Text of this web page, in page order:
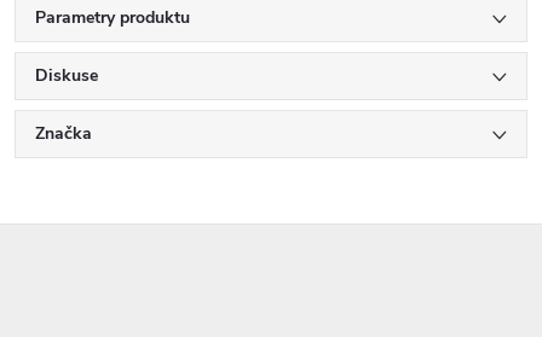
Parametry produktu
Diskuse
Značka